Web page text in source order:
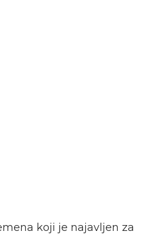
koji je najavljen za